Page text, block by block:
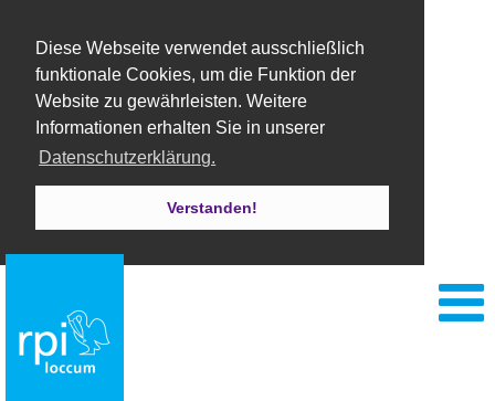
Diese Webseite verwendet ausschließlich
funktionale Cookies, um die Funktion der
Website zu gewährleisten. Weitere
Informationen erhalten Sie in unserer
Datenschutzerklärung.
Verstanden!